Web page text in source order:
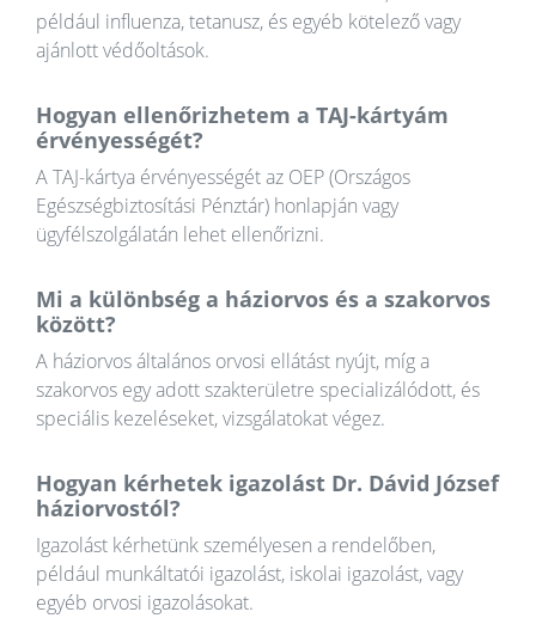
például influenza, tetanusz, és egyéb kötelező vagy
ajánlott védőoltások.
Hogyan ellenőrizhetem a TAJ-kártyám
érvényességét?
A TAJ-kártya érvényességét az OEP (Országos
Egészségbiztosítási Pénztár) honlapján vagy
ügyfélszolgálatán lehet ellenőrizni.
Mi a különbség a háziorvos és a szakorvos
között?
A háziorvos általános orvosi ellátást nyújt, míg a
szakorvos egy adott szakterületre specializálódott, és
speciális kezeléseket, vizsgálatokat végez.
Hogyan kérhetek igazolást Dr. Dávid József
háziorvostól?
Igazolást kérhetünk személyesen a rendelőben,
például munkáltatói igazolást, iskolai igazolást, vagy
egyéb orvosi igazolásokat.